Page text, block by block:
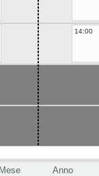
Anno
14:00